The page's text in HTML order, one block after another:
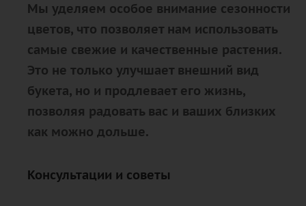
Мы уделяем особое внимание сезонности
цветов, что позволяет нам использовать
самые свежие и качественные растения.
Это не только улучшает внешний вид
букета, но и продлевает его жизнь,
позволяя радовать вас и ваших близких
как можно дольше.
Консультации и советы